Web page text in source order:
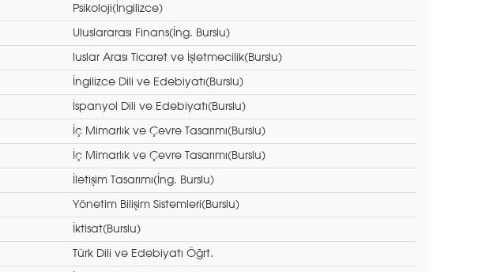
Psikoloji(İngilizce)
Uluslararası Finans(İng. Burslu)
luslar Arası Ticaret ve İşletmecilik(Burslu)
İngilizce Dili ve Edebiyatı(Burslu)
İspanyol Dili ve Edebiyatı(Burslu)
İç Mimarlık ve Çevre Tasarımı(Burslu)
İç Mimarlık ve Çevre Tasarımı(Burslu)
İletişim Tasarımı(İng. Burslu)
Yönetim Bilişim Sistemleri(Burslu)
İktisat(Burslu)
Türk Dili ve Edebiyatı Öğrt.